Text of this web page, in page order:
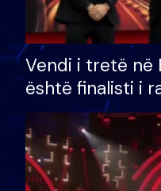
Vendi i tretë në
është finalisti i